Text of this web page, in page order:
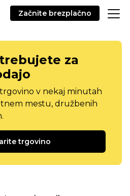
Začnite brezplačno
za
v nekaj minutah
mestu, družbenih
trgovino